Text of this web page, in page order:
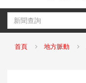
首頁 地方脈動